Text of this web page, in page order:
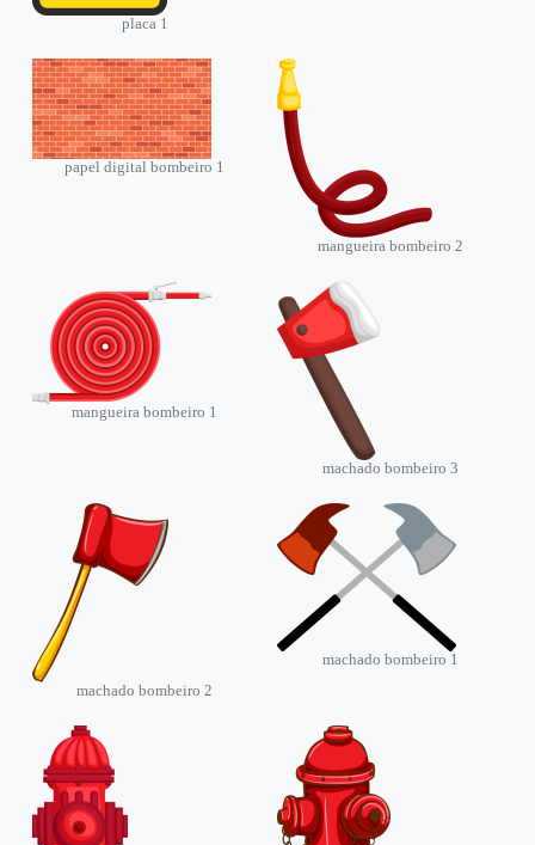
placa 1
papel digital bombeiro 1
mangueira bombeiro 2
mangueira bombeiro 1
machado bombeiro 3
machado bombeiro 2
machado bombeiro 1